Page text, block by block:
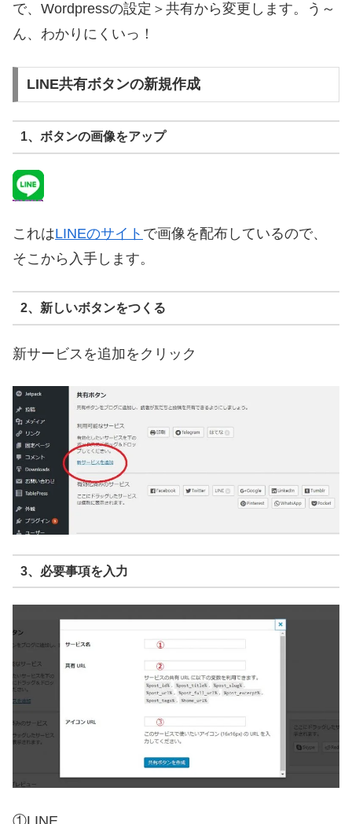
で、Wordpressの設定＞共有から変更します。う～
ん、わかりにくいっ！
LINE共有ボタンの新規作成
1、ボタンの画像をアップ
これはLINEのサイト で画像を配布しているので、
そこから入手します。
2、新しいボタンをつくる
新サービスを追加をクリック
3、必要事項を入力
①LINE